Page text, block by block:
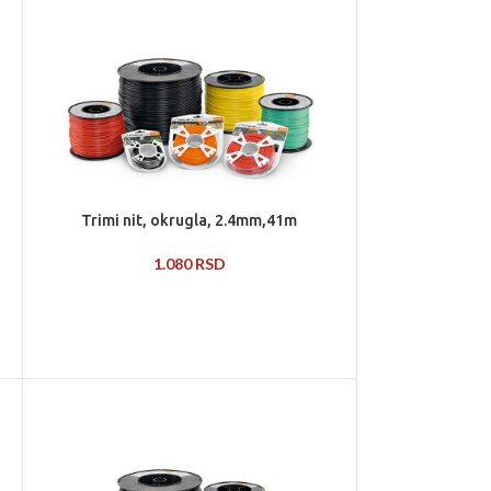
Trimi nit, okrugla, 2.4mm,41m
1.080RSD